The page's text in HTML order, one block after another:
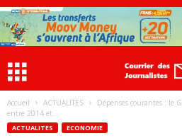
Accueil ACTUALITES
Dépenses courantes : le
entre 2014 et...
ACTUALITES ECONOMIE